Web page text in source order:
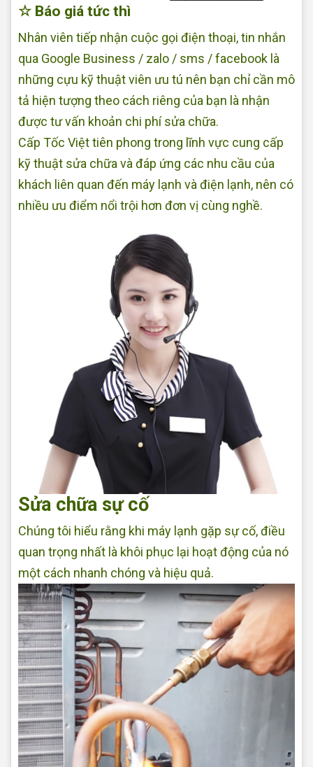
☆ Báo giá tức thì
Nhân viên tiếp nhận cuộc gọi điện thoại, tin nhắn
qua Google Business / zalo / sms / facebook là
những cựu kỹ thuật viên ưu tú nên bạn chỉ cần mô
tả hiện tượng theo cách riêng của bạn là nhận
được tư vấn khoản chi phí sửa chữa.
Cấp Tốc Việt tiên phong trong lĩnh vực cung cấp
kỹ thuật sửa chữa và đáp ứng các nhu cầu của
khách liên quan đến máy lạnh và điện lạnh, nên có
nhiều ưu điểm nổi trội hơn đơn vị cùng nghề.
Sửa chữa sự cố
Chúng tôi hiểu rằng khi máy lạnh gặp sự cố, điều
quan trọng nhất là khôi phục lại hoạt động của nó
một cách nhanh chóng và hiệu quả.